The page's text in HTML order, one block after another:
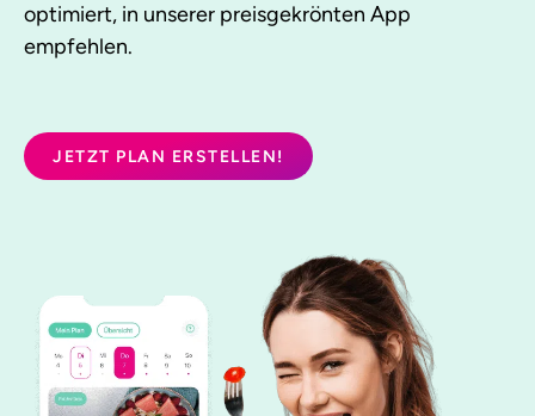
optimiert, in unserer preisgekrönten App
empfehlen.
JETZT PLAN ERSTELLEN!